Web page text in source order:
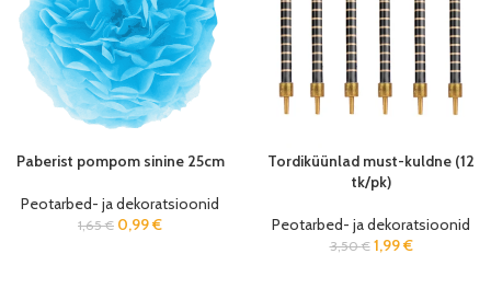
Paberist pompom sinine 25cm
Peotarbed- ja dekoratsioonid
1,65€ 0,99€
Tordiküünlad must-kuldne (12
tk/pk)
Peotarbed- ja dekoratsioonid
3,50€ 1,99€